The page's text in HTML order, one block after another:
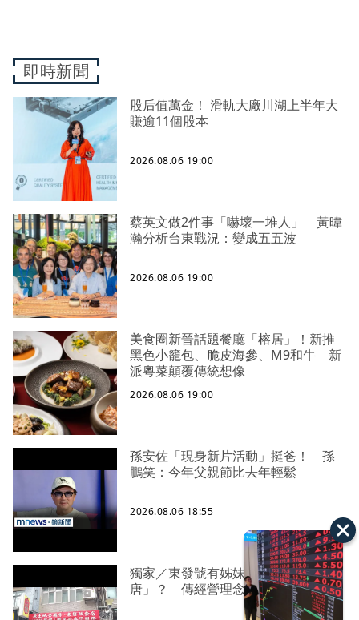
即時新聞
股后值萬金！ 滑軌大廠川湖上半年大
賺逾11個股本
2026.08.06 19:00
蔡英文做2件事「嚇壞一堆人」 黃暐
瀚分析台東戰況：變成五五波
2026.08.06 19:00
美食圈新晉話題餐廳「榕居」！新推
黑色小籠包、脆皮海參、M9和牛 新
派粵菜顛覆傳統想像
2026.08.06 19:00
孫安佐「現身新片活動」挺爸！ 孫
鵬笑：今年父親節比去年輕鬆
2026.08.06 18:55
獨家／東發號有姊妹店「顏加
唐」？ 傳經營理念不合鬧分家？！